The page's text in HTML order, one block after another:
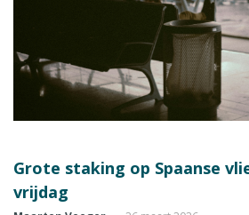
Grote staking op Spaanse
vrijdag